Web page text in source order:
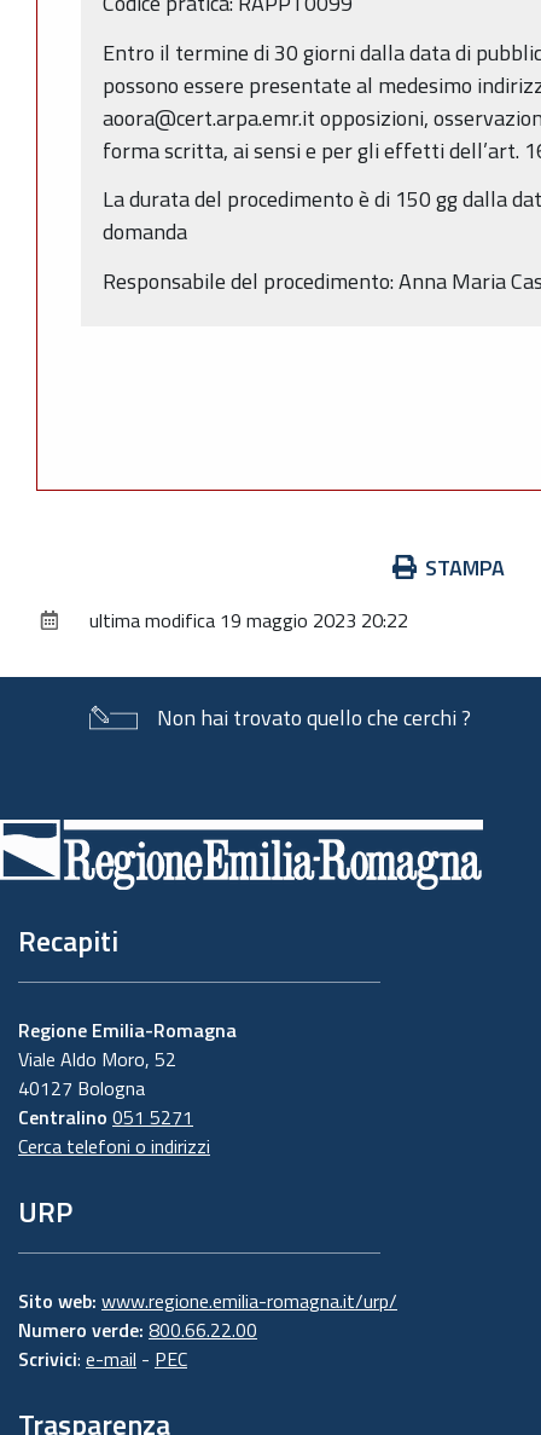
Entro il termine di 30 giorni dalla data di
possono essere presentate al medesimo
aoora@cert.arpa.emr.it opposizioni,
forma scritta, ai sensi e per gli effetti dell’art.
La durata del procedimento è di 150 gg dalla
domanda
Responsabile del procedimento: Anna Maria
documento
STAMPA
ultima modifica 19 maggio 2023 20:22
Non hai trovato quello che cerchi ?
di
pagina
Recapiti
Regione Emilia-Romagna
Viale Aldo Moro, 52
40127 Bologna
Centralino 051 5271
Cerca telefoni o indirizzi
URP
Sito web: www.regione.emilia-romagna.it/urp/
Numero verde: 800.66.22.00
Scrivici: e-mail - PEC
Trasparenza